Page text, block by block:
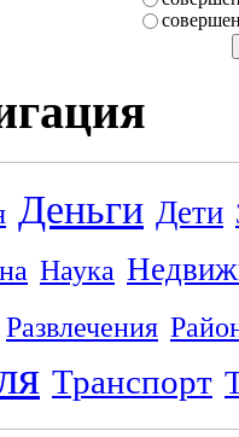
Деньги Дети
Наука
Развлечения
Транспорт